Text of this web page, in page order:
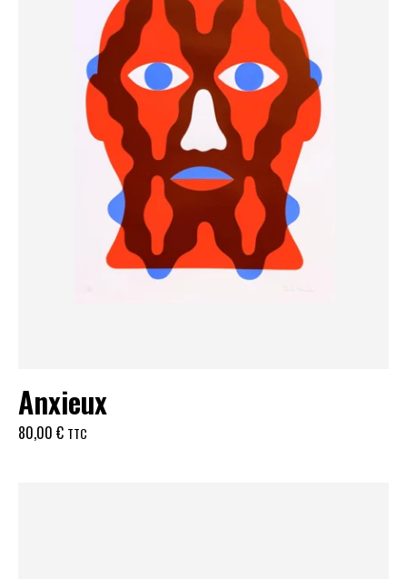
Anxieux
80,00 € TTC